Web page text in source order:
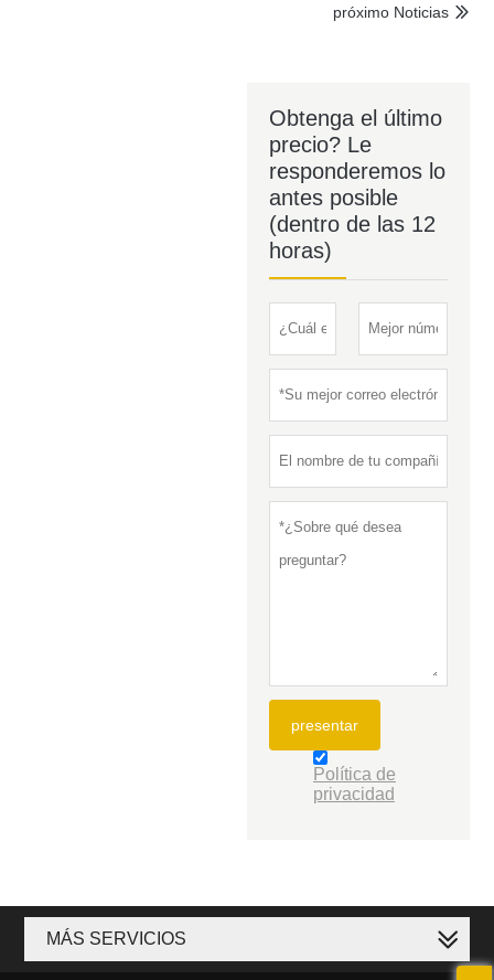

próximo Noticias
Obtenga el último
precio? Le
responderemos lo
antes posible
(dentro de las 12
horas)
presentar
Política de
privacidad
MÁS SERVICIOS